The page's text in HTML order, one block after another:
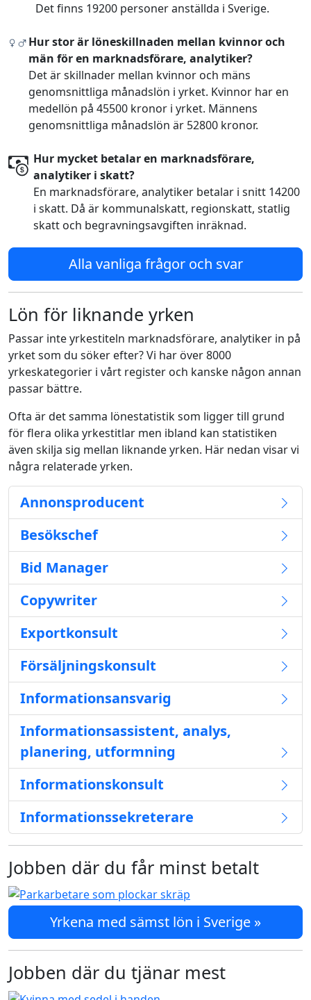
Det finns 19200 personer anställda i Sverige.
Hur stor är löneskillnaden mellan kvinnor och
män för en marknadsförare, analytiker?
Det är skillnader mellan kvinnor och mäns
genomsnittliga månadslön i yrket. Kvinnor har en
medellön på 45500 kronor i yrket. Männens
genomsnittliga månadslön är 52800 kronor.
Hur mycket betalar en marknadsförare,
analytiker i skatt?
En marknadsförare, analytiker betalar i snitt 14200
i skatt. Då är kommunalskatt, regionskatt, statlig
skatt och begravningsavgiften inräknad.
Alla vanliga frågor och svar
Lön för liknande yrken
Passar inte yrkestiteln marknadsförare, analytiker in på
yrket som du söker efter? Vi har över 8000
yrkeskategorier i vårt register och kanske någon annan
passar bättre.
Ofta är det samma lönestatistik som ligger till grund
för flera olika yrkestitlar men ibland kan statistiken
även skilja sig mellan liknande yrken. Här nedan visar vi
några relaterade yrken.
Annonsproducent
Besökschef
Bid Manager
Copywriter
Exportkonsult
Försäljningskonsult
Informationsansvarig
Informationsassistent, analys,
planering, utformning
Informationskonsult
Informationssekreterare
Jobben där du får minst betalt
Yrkena med sämst lön i Sverige »
Jobben där du tjänar mest